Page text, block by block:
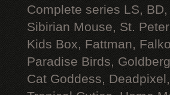
Complete series LS,
Sibirian Mouse, St.
Kids Box, Fattman,
Paradise Birds,
Cat Goddess,